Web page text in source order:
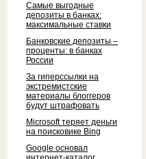
Самые выгодные
депозиты в банках:
максимальные ставки
Банковские депозиты –
проценты: в банках
России
За гиперссылки на
экстремистские
материалы блоггеров
будут штрафовать
Microsoft теряет деньги
на поисковике Bing
Google основал